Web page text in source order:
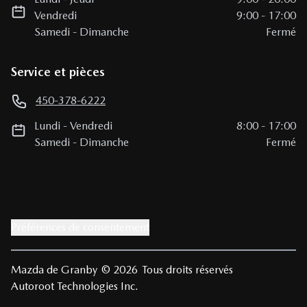
Vendredi
9:00 - 17:00
Samedi - Dimanche Fermé
Service et pièces
450-378-6222
Lundi -Vendredi 8:00 - 17:00
Samedi - Dimanche Fermé
Mazda de Granby © 2026 Tous droits réservés
Autoroot Technologies Inc.